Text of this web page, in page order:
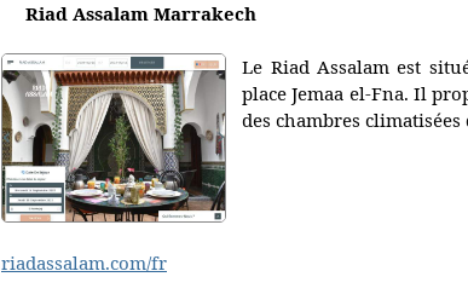
Riad Assalam Marrakech
Le Riad Assalam est
place Jemaa el-Fna. Il
des chambres
riadassalam.com/fr